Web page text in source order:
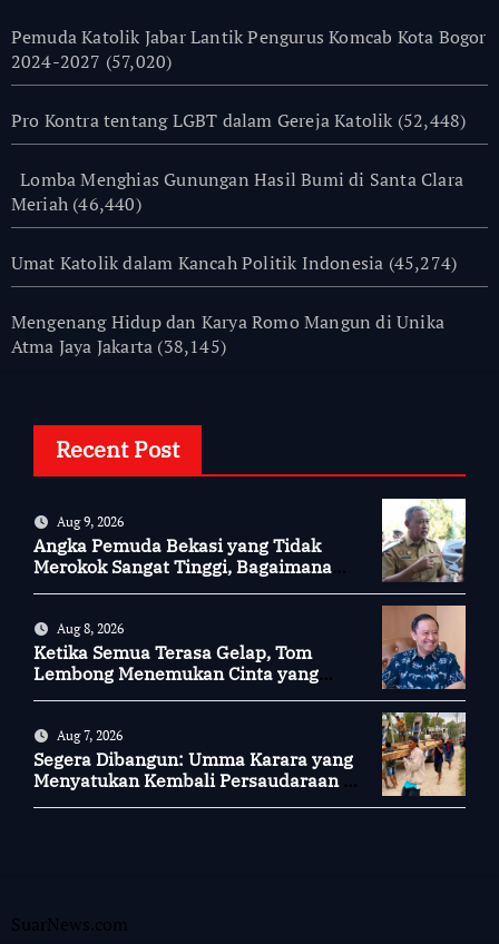
Pemuda Katolik Jabar Lantik Pengurus Komcab Kota Bogor
2024-2027 (57,020)
Pro Kontra tentang LGBT dalam Gereja Katolik (52,448)
Lomba Menghias Gunungan Hasil Bumi di Santa Clara
Meriah (46,440)
Umat Katolik dalam Kancah Politik Indonesia (45,274)
Mengenang Hidup dan Karya Romo Mangun di Unika
Atma Jaya Jakarta (38,145)
Recent Post
Aug 9, 2026
Angka Pemuda Bekasi yang Tidak
Merokok Sangat Tinggi, Bagaimana
Aug 8, 2026
Ketika Semua Terasa Gelap, Tom
Lembong Menemukan Cinta yang
Aug 7, 2026
Segera Dibangun: Umma Karara yang
Menyatukan Kembali Persaudaraan di
SuarNews.com